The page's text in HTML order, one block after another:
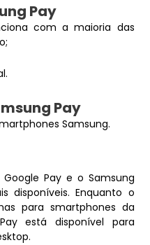
Pay
com a maioria das
Pay
Samsung.
Pay e o Samsung
disponíveis. Enquanto o
para smartphones da
está disponível para